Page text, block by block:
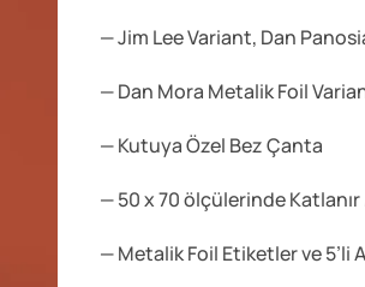
— Jim Lee Variant, Dan
— Dan Mora Metalik Foil
— Kutuya Özel Bez Çanta
— 50 x 70 ölçülerinde
— Metalik Foil Etiketler ve 5’li